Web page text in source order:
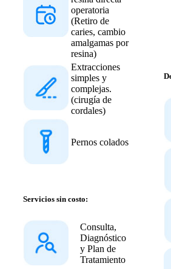
operatoria
(Retiro de
caries, cambio
amalgamas por
resina)
Extracciones
simples y
complejas.
(cirugía de
cordales)
Pernos colados
Servicios sin costo:
Consulta,
Diagnóstico
y Plan de
Tratamiento